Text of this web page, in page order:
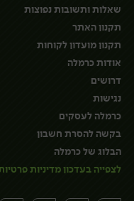
שאלות ותשובות נפוצות
תקנון האתר
תקנון מועדון לקוחות
אודות כרמלה
דרושים
נגישות
כרמלה לעסקים
בקשה להסרת חשבון
הבלוג של כרמלה
לצפייה בעדכון מדיניות